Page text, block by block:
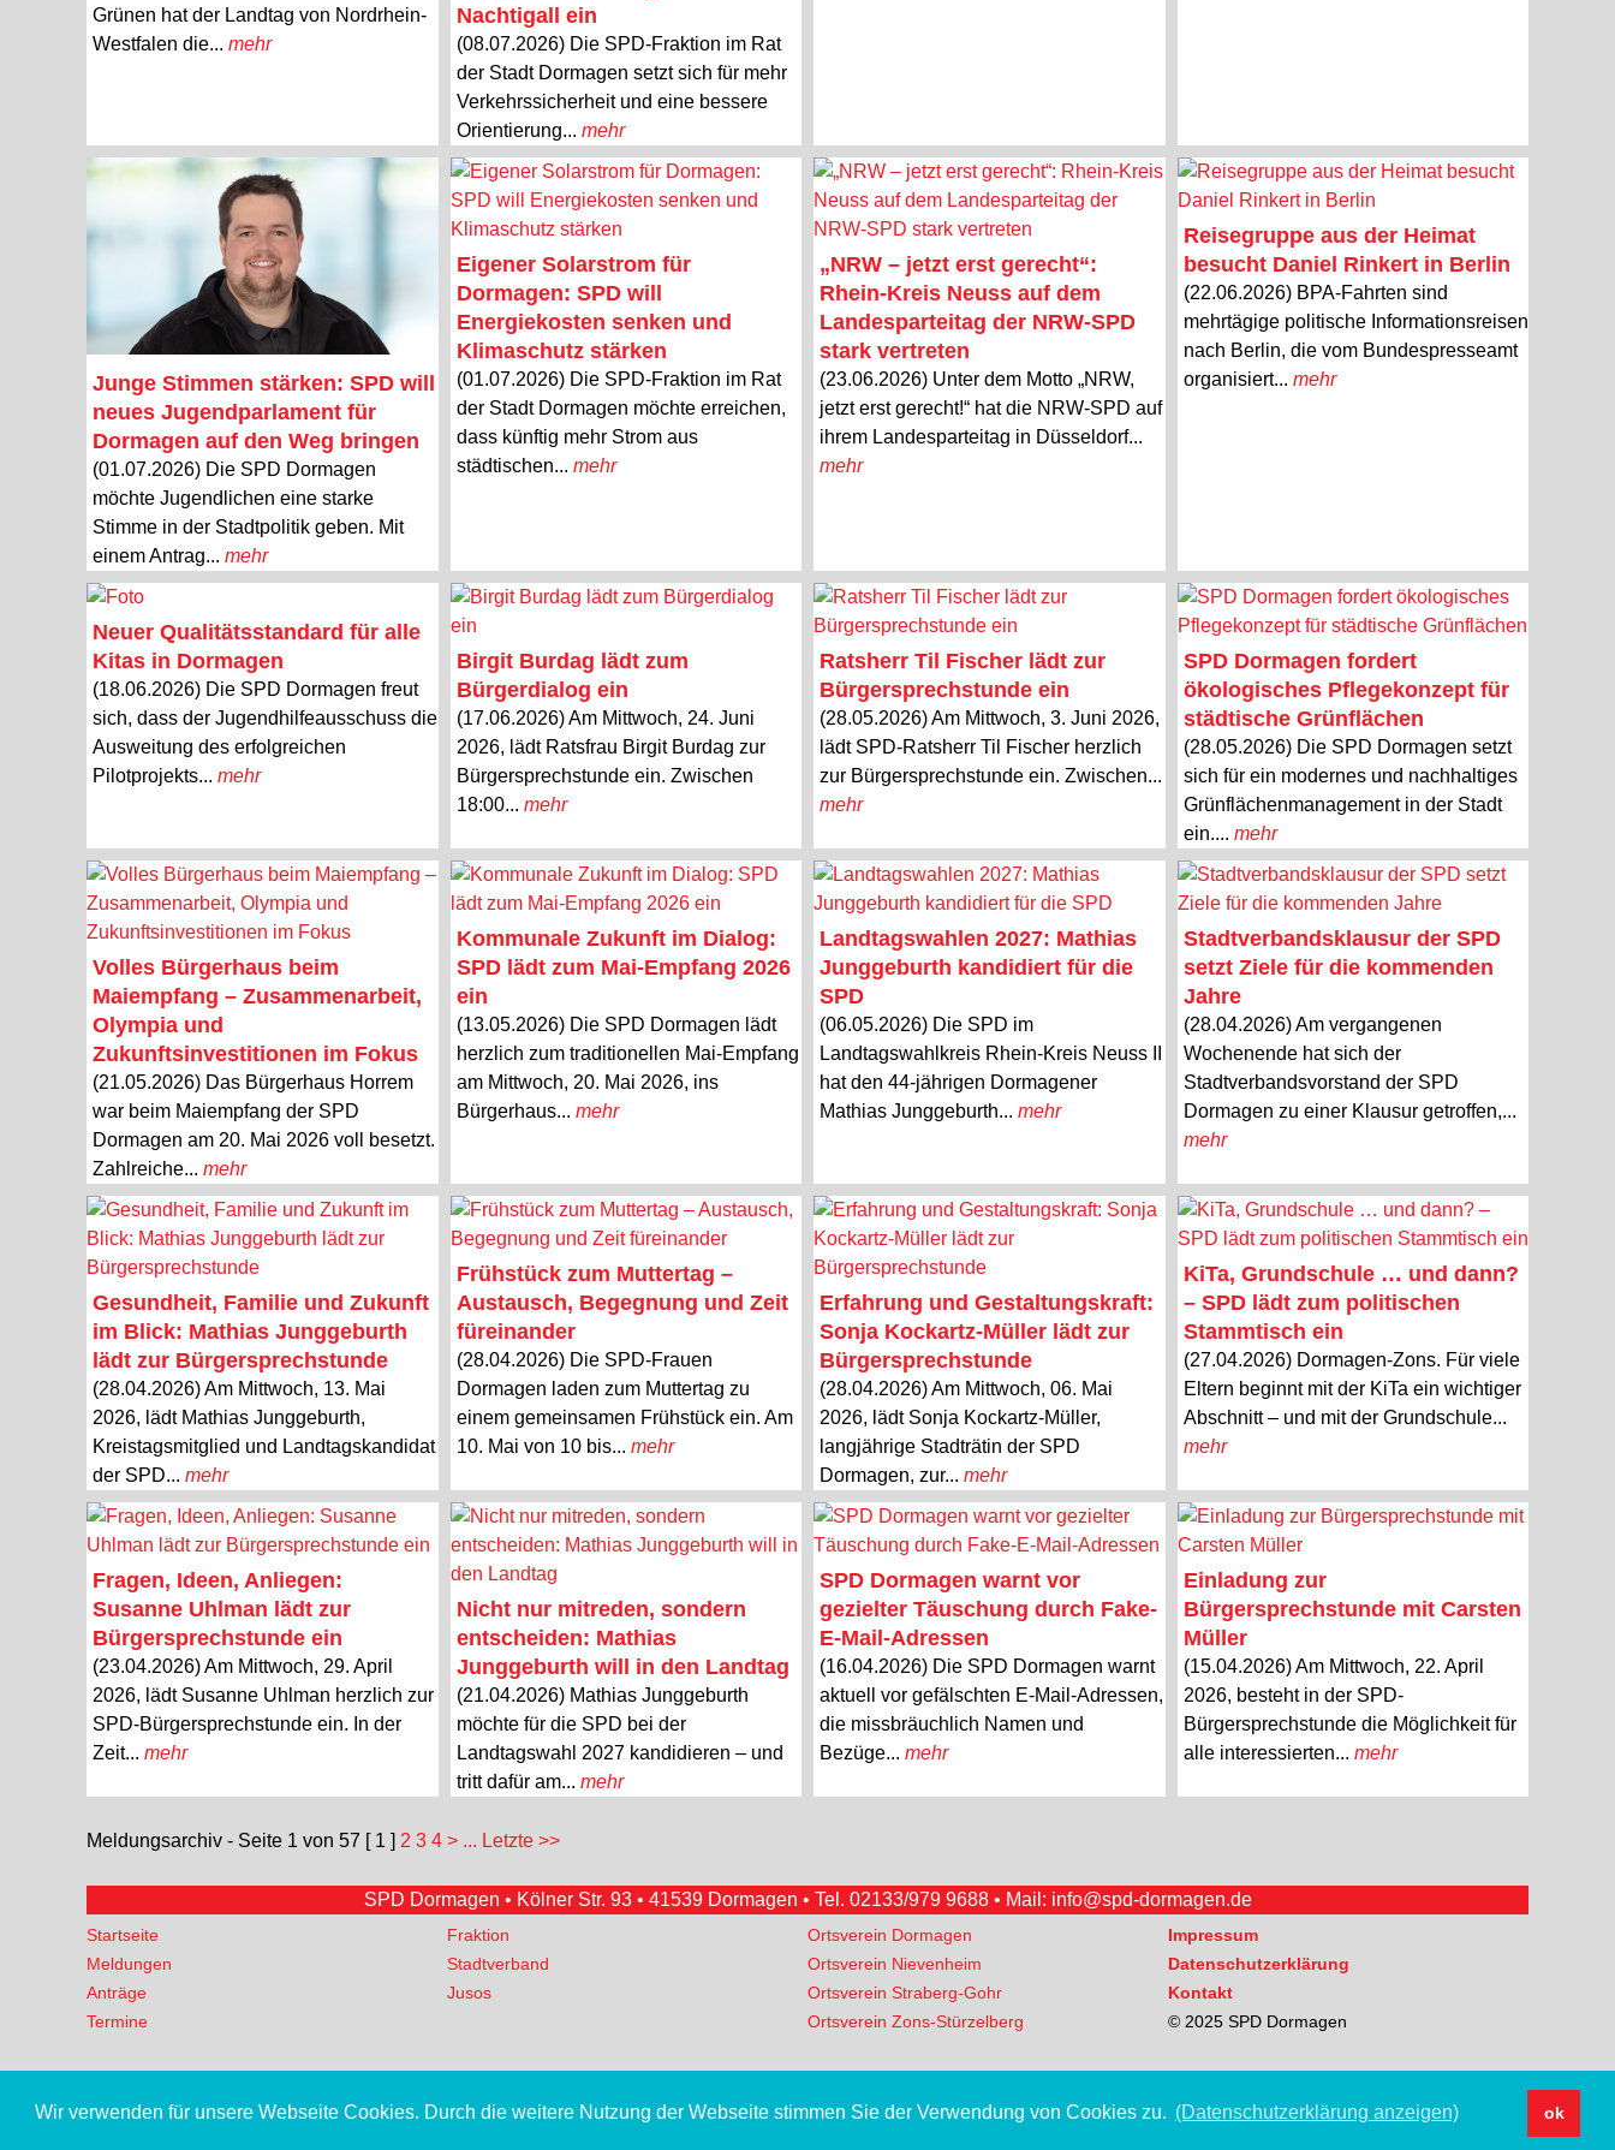
Wir verwenden für unsere Webseite Cookies. Durch die weitere Nutzung der Webseite stimmen Sie der Verwendung von Cookies zu. (Datenschutzerklärung anzeigen) ok
Grünen hat der Landtag von Nordrhein-
Westfalen die... mehr
Nachtigall ein
(08.07.2026) Die SPD-Fraktion im Rat
der Stadt Dormagen setzt sich für mehr
Verkehrssicherheit und eine bessere
Orientierung... mehr
Junge Stimmen stärken: SPD will
neues Jugendparlament für
Dormagen auf den Weg bringen
(01.07.2026) Die SPD Dormagen
möchte Jugendlichen eine starke
Stimme in der Stadtpolitik geben. Mit
einem Antrag... mehr
Eigener Solarstrom für
Dormagen: SPD will
Energiekosten senken und
Klimaschutz stärken
(01.07.2026) Die SPD-Fraktion im Rat
der Stadt Dormagen möchte erreichen,
dass künftig mehr Strom aus
städtischen... mehr
„NRW – jetzt erst gerecht“:
Rhein-Kreis Neuss auf dem
Landesparteitag der NRW-SPD
stark vertreten
(23.06.2026) Unter dem Motto „NRW,
jetzt erst gerecht!“ hat die NRW-SPD auf
ihrem Landesparteitag in Düsseldorf...
mehr
Reisegruppe aus der Heimat
besucht Daniel Rinkert in Berlin
(22.06.2026) BPA-Fahrten sind
mehrtägige politische Informationsreisen
nach Berlin, die vom Bundespresseamt
organisiert... mehr
Neuer Qualitätsstandard für alle
Kitas in Dormagen
(18.06.2026) Die SPD Dormagen freut
sich, dass der Jugendhilfeausschuss die
Ausweitung des erfolgreichen
Pilotprojekts... mehr
Birgit Burdag lädt zum
Bürgerdialog ein
(17.06.2026) Am Mittwoch, 24. Juni
2026, lädt Ratsfrau Birgit Burdag zur
Bürgersprechstunde ein. Zwischen
18:00... mehr
Ratsherr Til Fischer lädt zur
Bürgersprechstunde ein
(28.05.2026) Am Mittwoch, 3. Juni 2026,
lädt SPD-Ratsherr Til Fischer herzlich
zur Bürgersprechstunde ein. Zwischen...
mehr
SPD Dormagen fordert
ökologisches Pflegekonzept für
städtische Grünflächen
(28.05.2026) Die SPD Dormagen setzt
sich für ein modernes und nachhaltiges
Grünflächenmanagement in der Stadt
ein.... mehr
Volles Bürgerhaus beim
Maiempfang – Zusammenarbeit,
Olympia und
Zukunftsinvestitionen im Fokus
(21.05.2026) Das Bürgerhaus Horrem
war beim Maiempfang der SPD
Dormagen am 20. Mai 2026 voll besetzt.
Zahlreiche... mehr
Kommunale Zukunft im Dialog:
SPD lädt zum Mai-Empfang 2026
ein
(13.05.2026) Die SPD Dormagen lädt
herzlich zum traditionellen Mai-Empfang
am Mittwoch, 20. Mai 2026, ins
Bürgerhaus... mehr
Landtagswahlen 2027: Mathias
Junggeburth kandidiert für die
SPD
(06.05.2026) Die SPD im
Landtagswahlkreis Rhein-Kreis Neuss II
hat den 44-jährigen Dormagener
Mathias Junggeburth... mehr
Stadtverbandsklausur der SPD
setzt Ziele für die kommenden
Jahre
(28.04.2026) Am vergangenen
Wochenende hat sich der
Stadtverbandsvorstand der SPD
Dormagen zu einer Klausur getroffen,...
mehr
Gesundheit, Familie und Zukunft
im Blick: Mathias Junggeburth
lädt zur Bürgersprechstunde
(28.04.2026) Am Mittwoch, 13. Mai
2026, lädt Mathias Junggeburth,
Kreistagsmitglied und Landtagskandidat
der SPD... mehr
Frühstück zum Muttertag –
Austausch, Begegnung und Zeit
füreinander
(28.04.2026) Die SPD-Frauen
Dormagen laden zum Muttertag zu
einem gemeinsamen Frühstück ein. Am
10. Mai von 10 bis... mehr
Erfahrung und Gestaltungskraft:
Sonja Kockartz-Müller lädt zur
Bürgersprechstunde
(28.04.2026) Am Mittwoch, 06. Mai
2026, lädt Sonja Kockartz-Müller,
langjährige Stadträtin der SPD
Dormagen, zur... mehr
KiTa, Grundschule … und dann?
– SPD lädt zum politischen
Stammtisch ein
(27.04.2026) Dormagen-Zons. Für viele
Eltern beginnt mit der KiTa ein wichtiger
Abschnitt – und mit der Grundschule...
mehr
Fragen, Ideen, Anliegen:
Susanne Uhlman lädt zur
Bürgersprechstunde ein
(23.04.2026) Am Mittwoch, 29. April
2026, lädt Susanne Uhlman herzlich zur
SPD-Bürgersprechstunde ein. In der
Zeit... mehr
Nicht nur mitreden, sondern
entscheiden: Mathias
Junggeburth will in den Landtag
(21.04.2026) Mathias Junggeburth
möchte für die SPD bei der
Landtagswahl 2027 kandidieren – und
tritt dafür am... mehr
SPD Dormagen warnt vor
gezielter Täuschung durch Fake-
E-Mail-Adressen
(16.04.2026) Die SPD Dormagen warnt
aktuell vor gefälschten E-Mail-Adressen,
die missbräuchlich Namen und
Bezüge... mehr
Einladung zur
Bürgersprechstunde mit Carsten
Müller
(15.04.2026) Am Mittwoch, 22. April
2026, besteht in der SPD-
Bürgersprechstunde die Möglichkeit für
alle interessierten... mehr
Meldungsarchiv - Seite 1 von 57 [ 1 ] 2 3 4 > ... Letzte >>
SPD Dormagen • Kölner Str. 93 • 41539 Dormagen • Tel. 02133/979 9688• Mail: info@spd-dormagen.de
Startseite
Meldungen
Anträge
Termine
Fraktion
Stadtverband
Jusos
Ortsverein Dormagen
Ortsverein Nievenheim
Ortsverein Straberg-Gohr
Ortsverein Zons-Stürzelberg
Impressum
Datenschutzerklärung
Kontakt
© 2025 SPD Dormagen